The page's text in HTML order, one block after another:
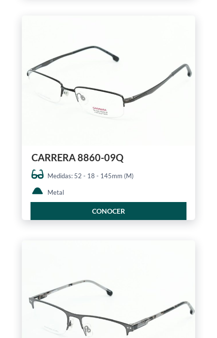
CARRERA 8860-09Q
Medidas: 52 - 18 - 145mm (M)
Metal
CONOCER